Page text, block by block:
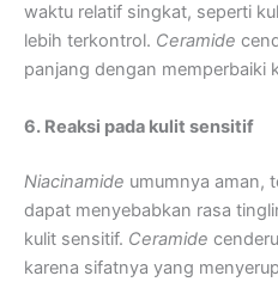
waktu relatif singkat, seperti
lebih terkontrol. Ceramide
panjang dengan memperbaiki
6. Reaksi pada kulit sensitif
Niacinamide umumnya aman,
dapat menyebabkan rasa
kulit sensitif. Ceramide
karena sifatnya yang